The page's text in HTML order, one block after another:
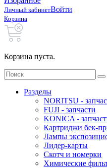
Личный кабинетВойти
Корзина
Корзина пуста.
Разделы
NORITSU -
FUJI - запчасти
KONICA -
Картриджи бек-
Лампы
Лидер-карты
Скотч и номерки
Химические